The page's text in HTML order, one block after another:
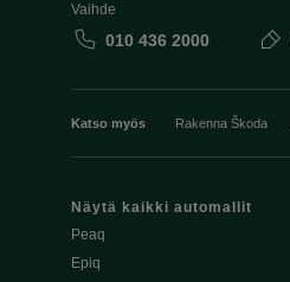
Vaihde
010 436 2000
Katso myös Rakenna Škoda
Näytä kaikki automallit
Peaq
Epiq